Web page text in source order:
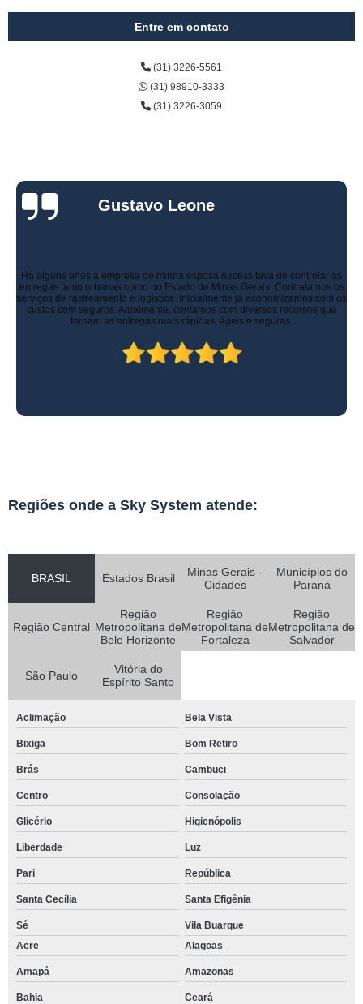
Entre em contato
(31) 3226-5561
(31) 98910-3333
(31) 3226-3059
Gustavo Leone
Há alguns anos a empresa de minha esposa necessitava de controlar as
entregas tanto urbanas como no Estado de Minas Gerais. Contratamos os
serviços de rastreamento e logística. Inicialmente já economizamos com os
custos com seguros. Atualmente, contamos com diversos recursos que
tornam as entregas mais rápidas, ágeis e seguras.
Regiões onde a Sky System atende:
BRASIL Estados Brasil
Minas Gerais -
Cidades
Municípios do
Paraná
Região Central
Região
Metropolitana de
Belo Horizonte
Região
Metropolitana de
Fortaleza
Região
Metropolitana de
Salvador
São Paulo
Vitória do
Espírito Santo
Aclimação Bela Vista
Bixiga Bom Retiro
Brás Cambuci
Centro Consolação
Glicério Higienópolis
Liberdade Luz
Pari República
Santa Cecília Santa Efigênia
Sé
Vila Buarque
Acre
Alagoas
Amapá Amazonas
Bahia Ceará